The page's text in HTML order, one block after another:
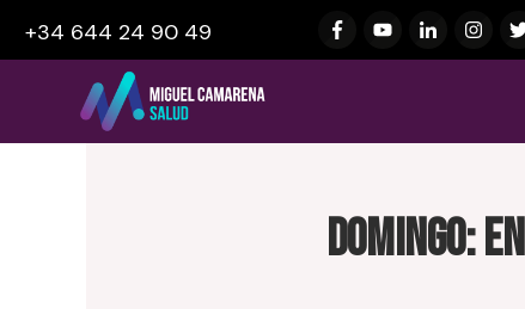
+34 644 24 90 49
Domingo: